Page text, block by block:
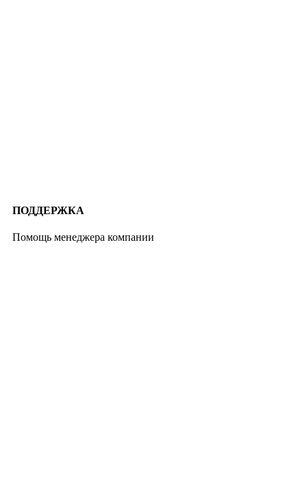
ПОДДЕРЖКА
Помощь менеджера компании